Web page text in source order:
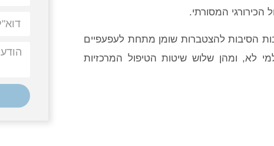
הכירורגי המסורתי.
הסיבות להצטברות שומן מתחת לעפעפיים
לא, ומהן שלוש שיטות הטיפול המרכזיות